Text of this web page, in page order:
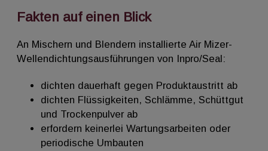
Fakten auf einen Blick
An Mischern und Blendern installierte Air Mizer-
Wellendichtungsausführungen von Inpro/Seal:
dichten dauerhaft gegen Produktaustritt ab
dichten Flüssigkeiten, Schlämme, Schüttgut
und Trockenpulver ab
erfordern keinerlei Wartungsarbeiten oder
periodische Umbauten